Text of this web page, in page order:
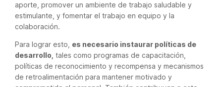
aporte, promover un ambiente de trabajo saludable y
estimulante, y fomentar el trabajo en equipo y la
colaboración.
Para lograr esto, es necesario instaurar políticas de
desarrollo, tales como programas de capacitación,
políticas de reconocimiento y recompensa y mecanismos
de retroalimentación para mantener motivado y